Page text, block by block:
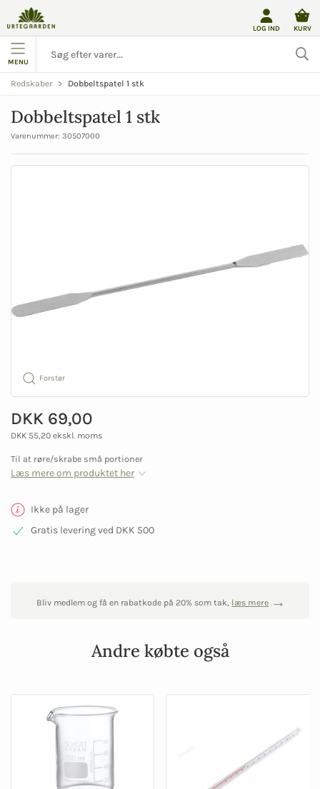
LOG IND KURV
MENU
Redskaber Dobbeltspatel 1 stk
Dobbeltspatel 1 stk
Varenummer: 30507000
Forstør
DKK 69,00
DKK 55,20 ekskl. moms
Til at røre/skrabe små portioner
Læs mere om produktet her
Ikke på lager
Gratis levering ved DKK 500
Bliv medlem og få en rabatkode på 20% som tak, læs mere
Andre købte også